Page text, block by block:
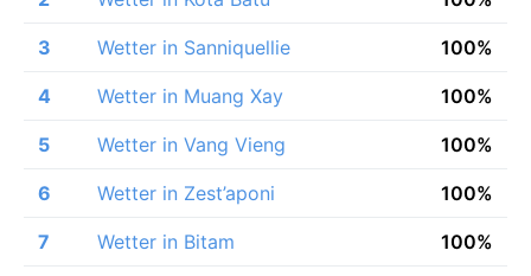
3 Wetter in Sanniquellie 100%
4 Wetter in Muang Xay 100%
5 Wetter in Vang Vieng 100%
6 Wetter in Zest’aponi 100%
7 Wetter in Bitam 100%